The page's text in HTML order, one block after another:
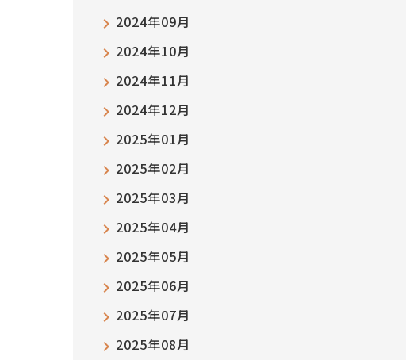
2024年09月
2024年10月
2024年11月
2024年12月
2025年01月
2025年02月
2025年03月
2025年04月
2025年05月
2025年06月
2025年07月
2025年08月